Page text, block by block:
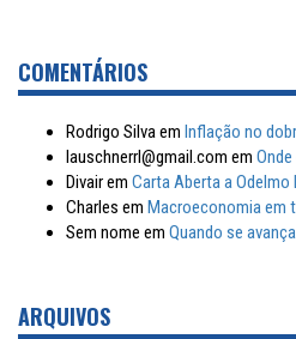
COMENTÁRIOS
Rodrigo Silvaem Inflação no
lauschnerrl@gmail.com em
Divairem Carta Aberta a Odelmo
Charles em Macroeconomia em
Sem nome em Quando se
ARQUIVOS